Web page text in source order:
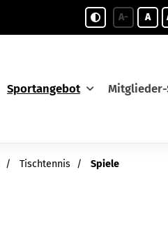
A- A
Sportangebot
Tischtennis Spiele